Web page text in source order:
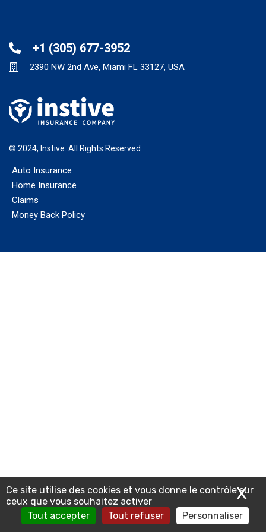
Ce site utilise des cookies et vous donne le contrôle sur
ceux que vous souhaitez activer
Tout accepter
Tout refuser Personnaliser
X
+1 (305) 677-3952
2390 NW 2nd Ave, Miami FL 33127, USA
© 2024, Instive. All Rights Reserved
Auto Insurance
Home Insurance
Claims
Money Back Policy